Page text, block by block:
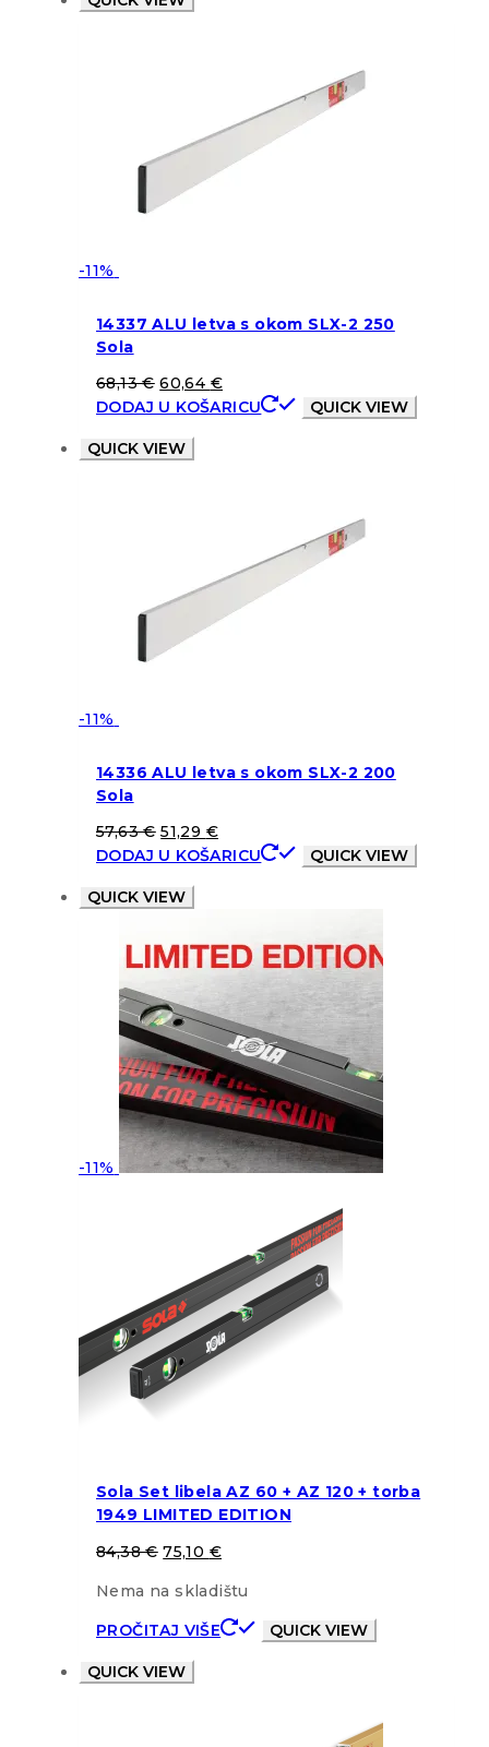
-11%
14337 ALU letva s okom SLX-2 250
Sola
68,13€ 60,64 €
DODAJ U KOŠARICU
QUICK VIEW
QUICK VIEW
-11%
14336 ALU letva s okom SLX-2 200
Sola
57,63€ 51,29 €
DODAJ U KOŠARICU
QUICK VIEW
QUICK VIEW
-11%
Sola Set libela AZ 60 + AZ 120 + torba
1949 LIMITED EDITION
84,38€ 75,10 €
Nema na skladištu
PROČITAJ VIŠE
QUICK VIEW
QUICK VIEW